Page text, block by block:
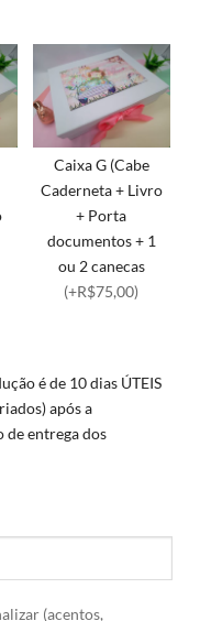
Caixa G (Cabe
Caderneta + Livro
+ Porta
documentos + 1
ou 2 canecas
(+R$75,00)
é de 10 dias ÚTEIS
após a
de entrega dos
(acentos,